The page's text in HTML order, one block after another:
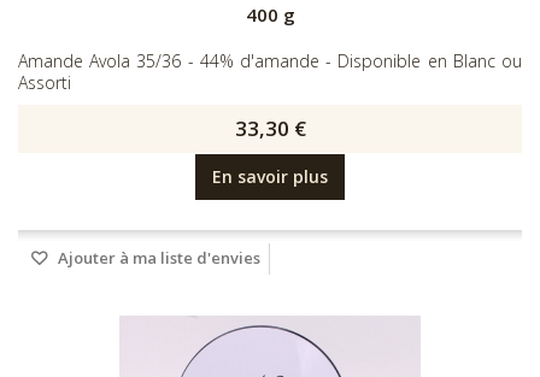
400 g
Amande Avola 35/36 - 44% d'amande - Disponible en Blanc ou
Assorti
33,30 €
En savoir plus
Ajouter à ma liste d'envies